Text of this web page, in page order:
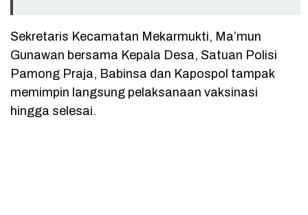
Sekretaris Kecamatan Mekarmukti, Ma’mun
Gunawan bersama Kepala Desa, Satuan Polisi
Pamong Praja, Babinsa dan Kapospol tampak
memimpin langsung pelaksanaan vaksinasi
hingga selesai.